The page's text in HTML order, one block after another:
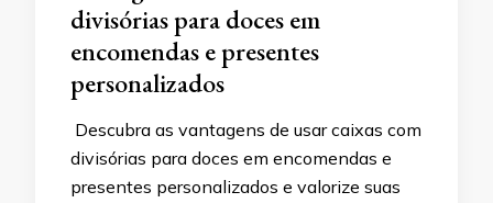
divisórias para doces em
encomendas e presentes
personalizados
Descubra as vantagens de usar caixas com
divisórias para doces em encomendas e
presentes personalizados e valorize suas